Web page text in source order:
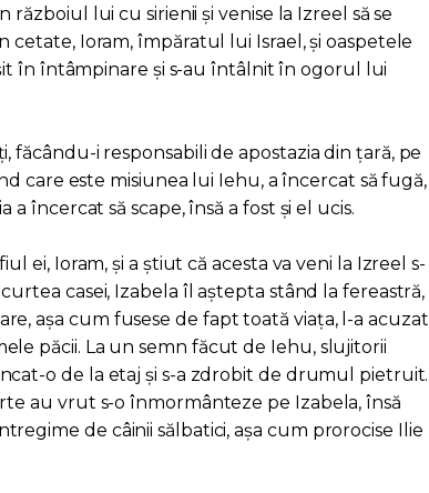
războiul lui cu sirienii și venise la Izreel să se
cetate, Ioram, împăratul lui Israel, și oaspetele
în întâmpinare și s-au întâlnit în ogorul lui
i responsabili de apostazia din țară, pe
care este misiunea lui Iehu, a încercat să fugă,
a încercat să scape, însă a fost și el ucis.
ei, Ioram, și a știut că acesta va veni la Izreel s-
casei, Izabela îl aștepta stând la fereastră,
așa cum fusese de fapt toată viața, l-a acuzat
păcii. La un semn făcut de Iehu, slujitorii
o de la etaj și s-a zdrobit de drumul pietruit.
au vrut s-o înmormânteze pe Izabela, însă
de câinii sălbatici, așa cum prorocise Ilie